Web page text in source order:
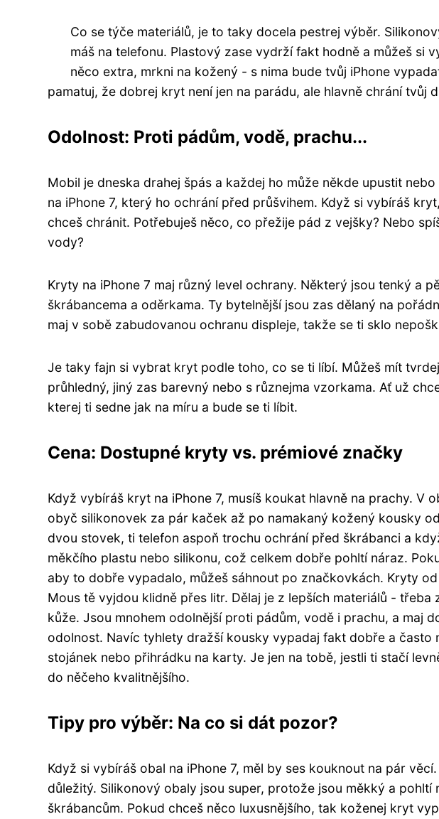
Co se týče materiálů, je to taky docela pestrej výběr.
máš na telefonu. Plastový zase vydrží fakt hodně a můžeš si
něco extra, mrkni na kožený - s nima bude tvůj iPhone
pamatuj, že dobrej kryt není jen na parádu, ale hlavně chrání tvůj
Odolnost: Proti pádům, vodě, prachu...
Mobil je dneska drahej špás a každej ho může někde upustit
na iPhone 7, který ho ochrání před průšvihem. Když si vybíráš
chceš chránit. Potřebuješ něco, co přežije pád z vejšky? Nebo
vody?
Kryty na iPhone 7 maj různý level ochrany. Některý jsou tenký a
škrábancema a oděrkama. Ty bytelnější jsou zas dělaný na
maj v sobě zabudovanou ochranu displeje, takže se ti sklo
Je taky fajn si vybrat kryt podle toho, co se ti líbí. Můžeš mít
průhledný, jiný zas barevný nebo s různejma vzorkama. Ať už
kterej ti sedne jak na míru a bude se ti líbit.
Cena: Dostupné kryty vs. prémiové značky
Když vybíráš kryt na iPhone 7, musíš koukat hlavně na prachy. V
obyč silikonovek za pár kaček až po namakaný kožený kousky
dvou stovek, ti telefon aspoň trochu ochrání před škrábanci a
měkčího plastu nebo silikonu, což celkem dobře pohltí náraz.
aby to dobře vypadalo, můžeš sáhnout po značkovkách. Kryty
Mous tě vyjdou klidně přes litr. Dělaj je z lepších materiálů -
kůže. Jsou mnohem odolnější proti pádům, vodě i prachu, a maj
odolnost. Navíc tyhlety dražší kousky vypadaj fakt dobře a často
stojánek nebo přihrádku na karty. Je jen na tobě, jestli ti stačí
do něčeho kvalitnějšího.
Tipy pro výběr: Na co si dát pozor?
Když si vybíráš obal na iPhone 7, měl by ses kouknout na pár
důležitý. Silikonový obaly jsou super, protože jsou měkký a pohltí
škrábancům. Pokud chceš něco luxusnějšího, tak koženej kryt